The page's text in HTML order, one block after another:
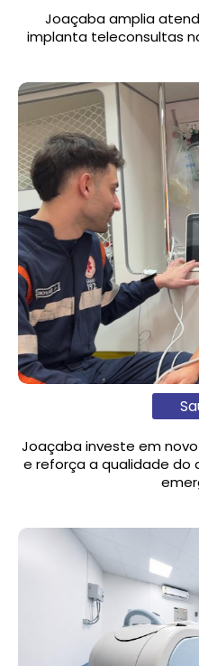
Joaçaba amplia
implanta teleconsultas
Joaçaba investe em
e reforça a qualidade do